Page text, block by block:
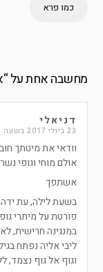
כמו פרא
מחשבה אחת על “
דניאלי
23 ביולי 2017 בשעה 5:15 am
וודאי את מיטתך
אולם מוחי וגופי
אשתפך
בשעת לילה, עת ידה
פורטת על מיתרי
במנגינה חרישית,
ליבי אליה נפתח
וגוף אל גוף